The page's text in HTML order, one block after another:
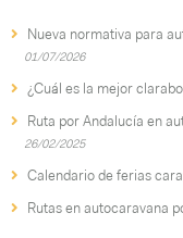
Nueva normativa para
01/07/2026
¿Cuál es la mejor
Ruta por Andalucía en
26/02/2025
Calendario de ferias
Rutas en autocaravana